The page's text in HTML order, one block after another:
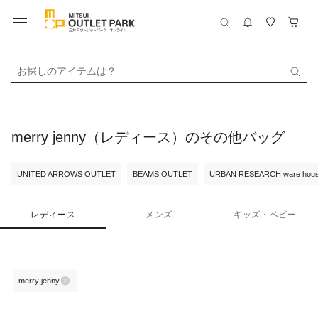
お探しのアイテムは？
merry jenny（レディース）のその他バッグ
UNITED ARROWS OUTLET BEAMS OUTLET URBAN RESEARCH ware
レディース メンズ キッズ・ベビー
merry jenny